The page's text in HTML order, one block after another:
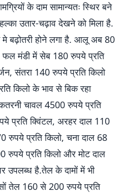
के दाम सामान्यतः स्थिर बने
उतार-चढ़ाव देखने को मिला है.
बढ़ोतरी होने लगा है. आलू अब 80
फल मंडी में सेब 180 रुपये प्रति
संतरा 140 रुपये प्रति किलो
किलो के भाव से बिक रहा
चावल 4500 रुपये प्रति
प्रति क्विंटल, अरहर दाल 110
रुपये प्रति किलो, चना दाल 68
रुपये प्रति किलो और मोट दाल
उपलब्ध है.तेल के दामों में भी
तेल 160 से 200 रुपये प्रति